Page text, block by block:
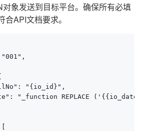
象发送到目标平台。确保所有必填
API文档要求。
"{io_id}",
"_function REPLACE